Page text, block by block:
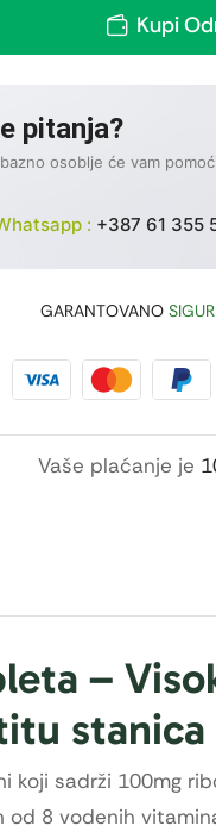
Kupi
pitanja?
osoblje će vam
: +387 61 355
GARANTOVANO
Vaše plaćanje je
–
stanica
koji sadrži 100mg
8 vodenih